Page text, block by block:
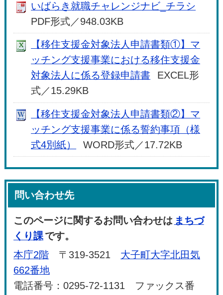
いばらき就職チャレンジナビ_チラシ
PDF形式／948.03KB
【移住支援金対象法人申請書類①】マ
ッチング支援事業における移住支援金
対象法人に係る登録申請書
EXCEL形
式／15.29KB
【移住支援金対象法人申請書類②】マ
ッチング支援事業に係る誓約事項（様
式4別紙）
WORD形式／17.72KB
問い合わせ先
このページに関するお問い合わせは まちづ
くり課です。
本庁2階 〒319-3521 大子町大字北田気
662番地
電話番号：0295-72-1131 ファックス番